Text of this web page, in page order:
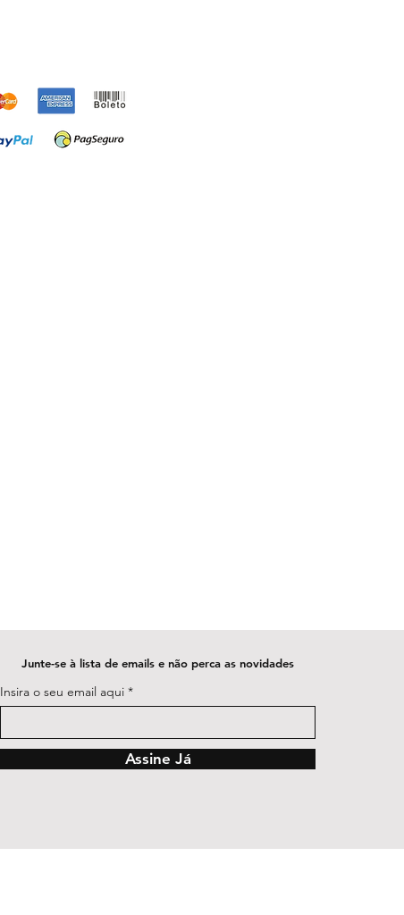
Junte-se à lista de emails e não perca as novidades
Insira o seu email aqui
Assine Já